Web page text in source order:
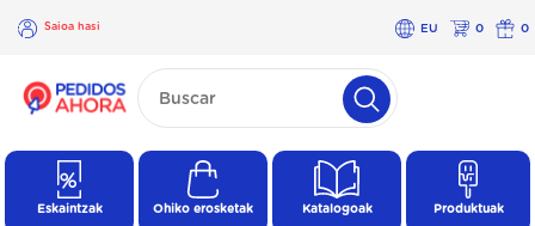
Saioa hasi EU 0 0
×
Saioa
Eskaintzak Ohiko erosketak Katalogoak Produktuak